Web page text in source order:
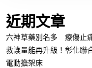
近期文章
六神草藥別名多 療傷止
救護量能再升級！彰化
電動擔架床